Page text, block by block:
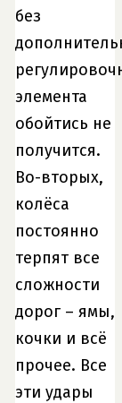
без
элемента
обойтись не
получится.
Во-вторых,
колёса
постоянно
терпят все
сложности
дорог – ямы,
кочки и всё
прочее. Все
эти удары